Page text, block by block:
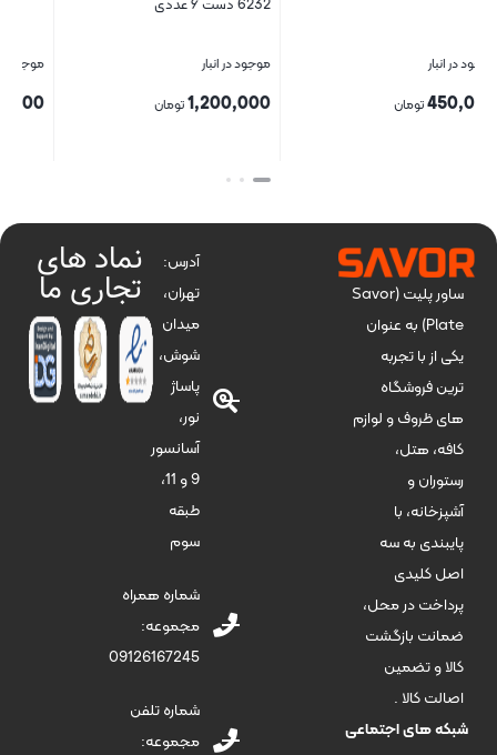
موجود در انبار
450,000
موجود در انبار
1,200,000
بستن
ساور پلیت (Savor
Plate) به عنوان
یکی از با تجربه
ترین فروشگاه
های ظروف و لوازم
کافه، هتل،
رستوران و
آشپزخانه، با
پایبندی به سه
اصل کلیدی
پرداخت در محل،
ضمانت بازگشت
کالا و تضمین
اصالت کالا .
شبکه های اجتماعی
آدرس:
تهران،
میدان
شوش،
پاساژ
نور،
آسانسور
9 و 11،
طبقه
سوم
شماره همراه
مجموعه:
09126167245
شماره تلفن
مجموعه:
نماد های
تجاری ما